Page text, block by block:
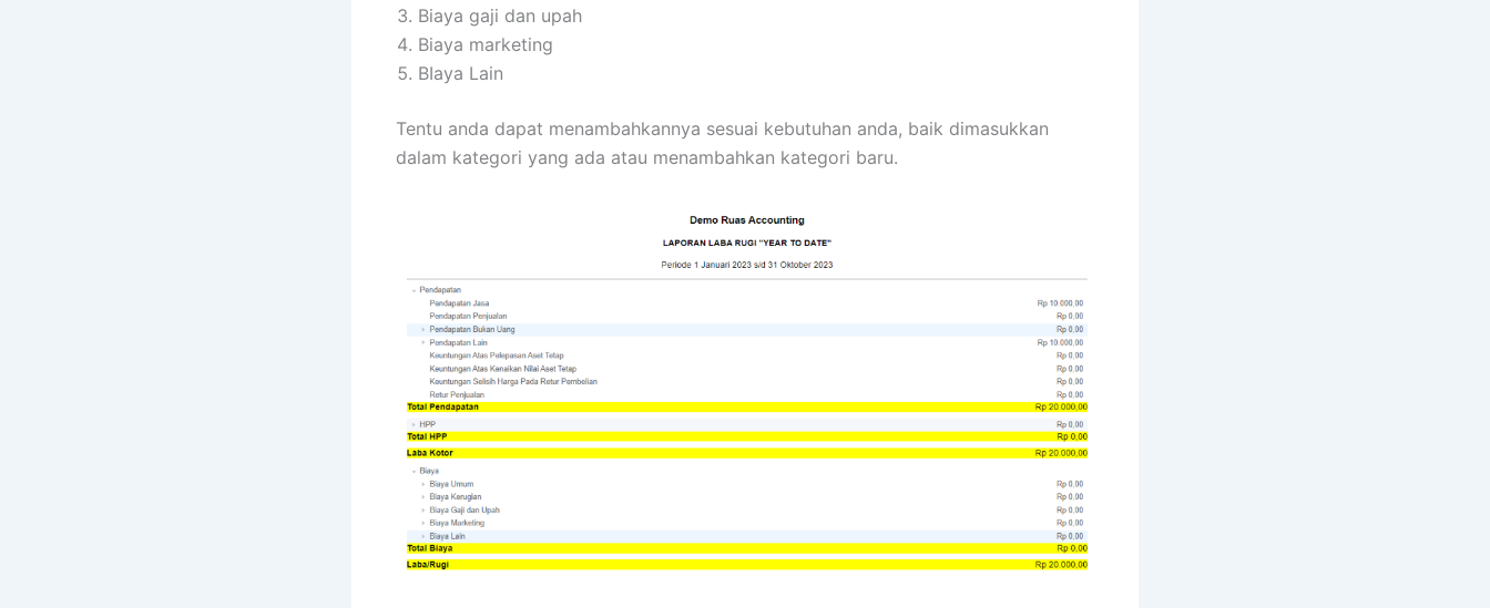
Biaya gaji dan upah
Biaya marketing
BIaya Lain
Tentu anda dapat menambahkannya sesuai kebutuhan anda, baik dimasukkan
dalam kategori yang ada atau menambahkan kategori baru.